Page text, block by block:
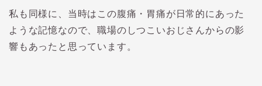
私も同様に、当時はこの腹痛・胃痛が日常的にあった
ような記憶なので、職場のしつこいおじさんからの影
響もあったと思っています。